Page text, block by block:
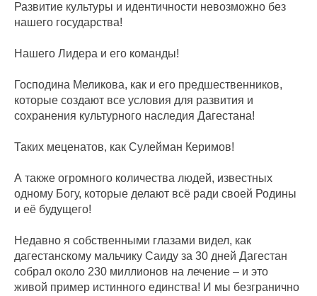
Развитие культуры и идентичности невозможно без
нашего государства!
Нашего Лидера и его команды!
Господина Меликова, как и его предшественников,
которые создают все условия для развития и
сохранения культурного наследия Дагестана!
Таких меценатов, как Сулейман Керимов!
А также огромного количества людей, известных
одному Богу, которые делают всё ради своей Родины
и её будущего!
Недавно я собственными глазами видел, как
дагестанскому мальчику Саиду за 30 дней Дагестан
собрал около 230 миллионов на лечение – и это
живой пример истинного единства! И мы безгранично